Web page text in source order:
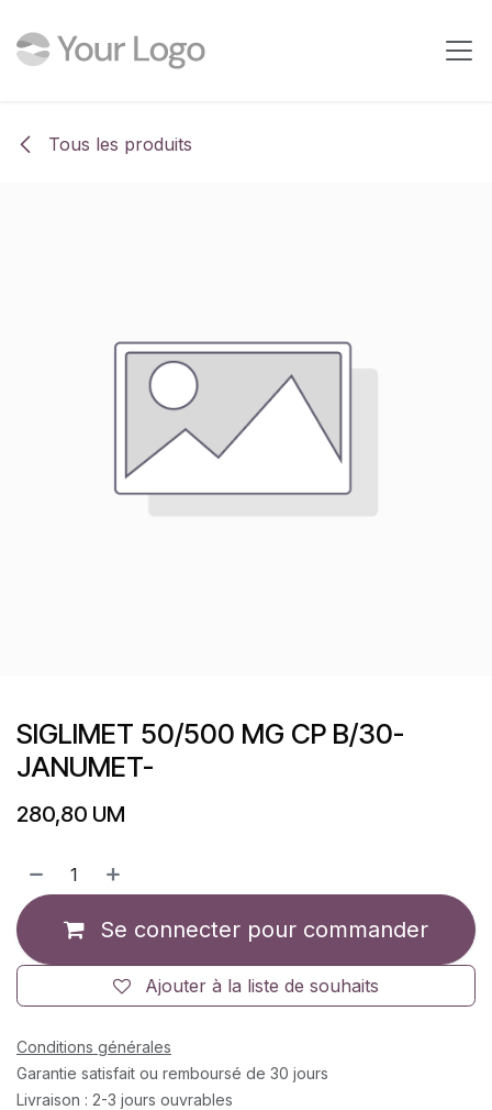
Tous les produits
SIGLIMET 50/500 MG CP B/30-
JANUMET-
280,80 UM
Se connecter pour commander
Ajouter à la liste de souhaits
Conditions générales
Garantie satisfait ou remboursé de 30 jours
Livraison : 2-3 jours ouvrables